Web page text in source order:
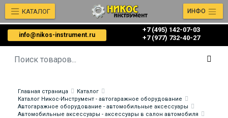
info@nikos-instrument.ru
+7 (495) 142-07-03
‎‎+7 (977) 732-40-27
КАТАЛОГ ИНФО
Главная страница
Каталог
Каталог Никос-Инструмент - автогаражное оборудование
Автогаражное оборудование - автомобильные аксессуары
Автомобильные аксессуары - аксессуары в салон автомобиля